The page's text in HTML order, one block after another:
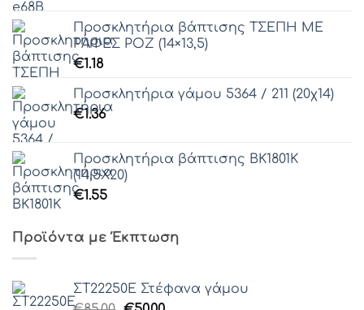
Γραμματοσειρά 53
Γραμματοσειρά 54
Γραμματοσειρά 55
Γραμματοσειρά 57
Γραμματοσειρά 58
Προσκλητήρια βάπτισης ΤΣΕΠΗ ΜΕ
ΡΑΦΕΣ ΡΟΖ (14×13,5)
€1.18
Προσκλητήρια γάμου 5364 / 211 (20χ14)
€1.36
Προσκλητήρια βάπτισης ΒΚ1801Κ
(14,5Χ20)
€1.55
Προϊόντα με Έκπτωση
ΣΤ22250Ε Στέφανα γάμου